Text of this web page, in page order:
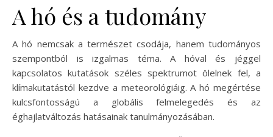
A hó és a tudomány
A hó nemcsak a természet csodája, hanem tudományos
szempontból is izgalmas téma. A hóval és jéggel
kapcsolatos kutatások széles spektrumot ölelnek fel, a
klímakutatástól kezdve a meteorológiáig. A hó megértése
kulcsfontosságú a globális felmelegedés és az
éghajlatváltozás hatásainak tanulmányozásában.